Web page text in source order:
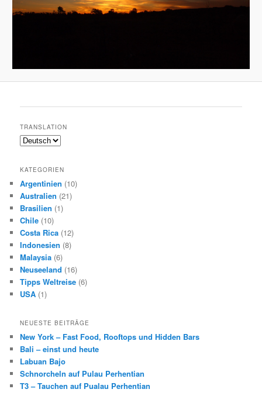
TRANSLATION
KATEGORIEN
Argentinien (10)
Australien (21)
Brasilien (1)
Chile (10)
Costa Rica (12)
Indonesien (8)
Malaysia (6)
Neuseeland (16)
Tipps Weltreise (6)
USA (1)
NEUESTE BEITRÄGE
New York – Fast Food, Rooftops und Hidden Bars
Bali – einst und heute
Labuan Bajo
Schnorcheln auf Pulau Perhentian
T3 – Tauchen auf Pualau Perhentian